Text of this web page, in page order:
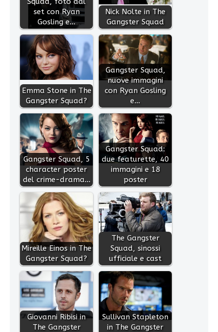
set con Ryan
Gosling e…
Nick Nolte in The
Gangster Squad
Emma Stone in The
Gangster Squad?
Gangster Squad,
nuove immagini
con Ryan Gosling
e…
Gangster Squad, 5
character poster
del crime-drama…
Gangster Squad:
due featurette, 40
immagini e 18
poster
Mireille Einos in The
Gangster Squad?
The Gangster
Squad, sinossi
ufficiale e cast
Giovanni Ribisi in
The Gangster
Sullivan Stapleton
in The Gangster